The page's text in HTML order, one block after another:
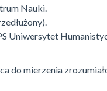
Nauki.
Uniwersytet
do mierzenia